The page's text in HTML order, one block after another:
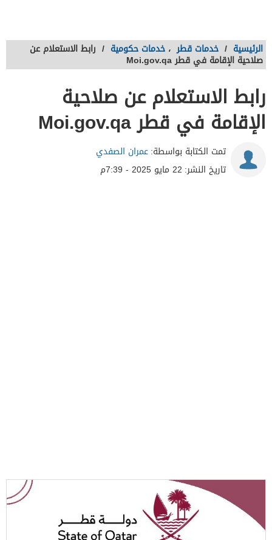
الرئيسية / خدمات قطر ، خدمات حكومية / رابط الاستعلام عن
صلاحية الإقامة في قطر Moi.gov.qa
رابط الاستعلام عن صلاحية
الإقامة في قطر Moi.gov.qa
تمت الكتابة بواسطة:عمران الصفدي
تاريخ النشر: 22 مايو 2025 - 7:39م